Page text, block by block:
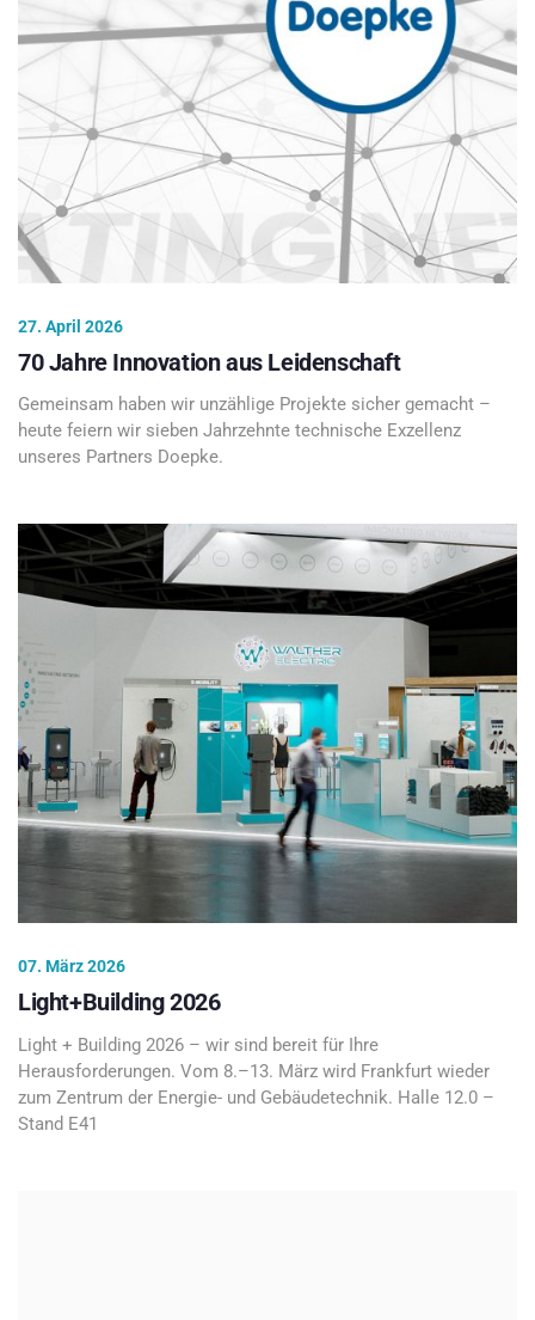
27. April 2026
70 Jahre Innovation aus Leidenschaft
Gemeinsam haben wir unzählige Projekte sicher gemacht –
heute feiern wir sieben Jahrzehnte technische Exzellenz
unseres Partners Doepke.
07. März 2026
Light+Building 2026
Light + Building 2026 – wir sind bereit für Ihre
Herausforderungen. Vom 8.–13. März wird Frankfurt wieder
zum Zentrum der Energie- und Gebäudetechnik. Halle 12.0 –
Stand E41